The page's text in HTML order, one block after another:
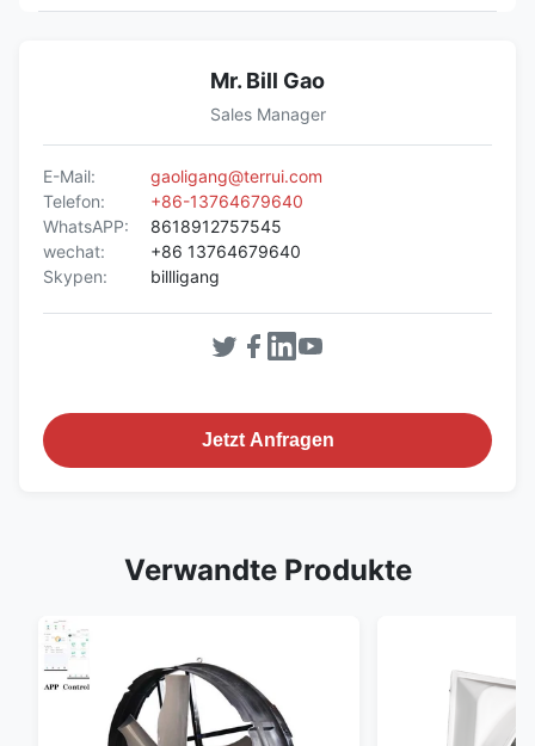
Mr. Bill Gao
Sales Manager
E-Mail:
gaoligang@terrui.com
Telefon:
+86-13764679640
WhatsAPP:
8618912757545
wechat:
+86 13764679640
Skypen:
billligang
Jetzt Anfragen
Verwandte Produkte